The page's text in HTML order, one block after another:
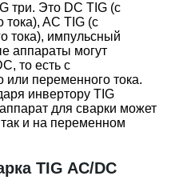
три. Это DC TIG (с
тока), AC TIG (с
тока), импульсный
аппараты могут
то есть с
или переменного тока.
инвертору TIG
для сварки может
и на переменном
TIG AC/DC